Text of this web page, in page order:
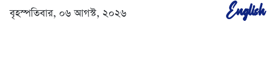
বৃহস্পতিবার, ০৬ আগস্ট, ২০২৬ English